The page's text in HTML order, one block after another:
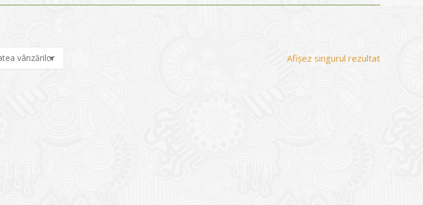
Afișez singurul rezultat